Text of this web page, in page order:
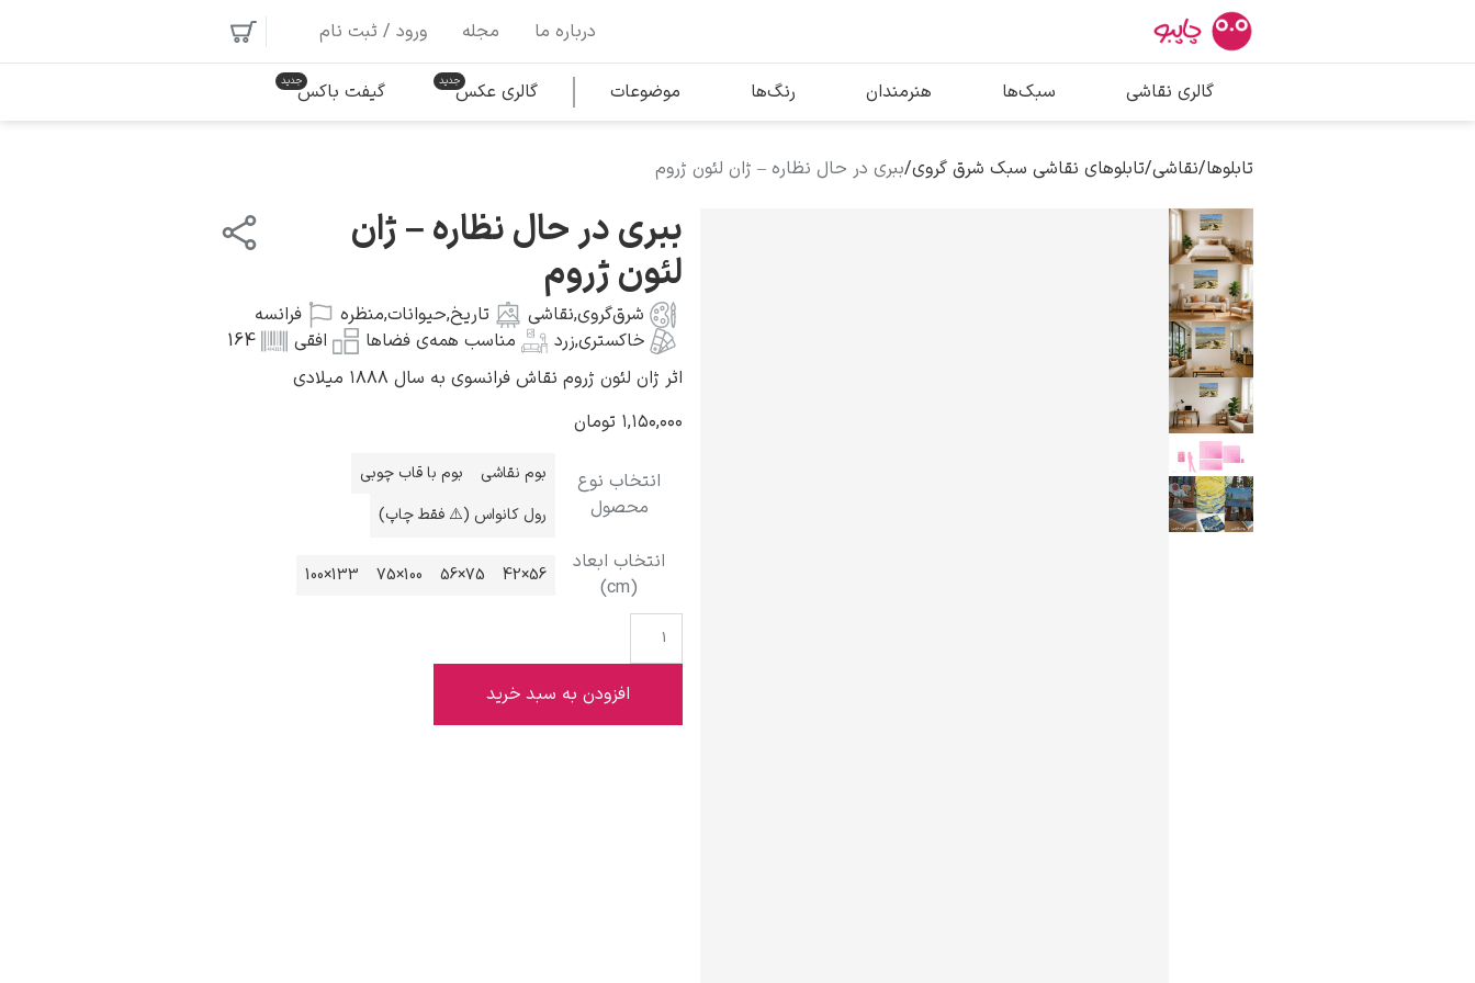
بیشترین جستجوها
پیکاسو
سالوادور دالی
محبوب‌ترین هنرمندان
درباره ما مجله ورود / ثبت نام
گالری نقاشی سبک‌ها هنرمندان رنگ‌ها موضوعات گالری عکس گیفت باکس
تابلوها/نقاشی/تابلوهای نقاشی سبک شرق گروی/ببری در حال نظاره – ژان لئون ژروم
ببری در حال نظاره – ژان
لئون ژروم
شرق‌گروی,نقاشی تاریخ,حیوانات,منظره
فرانسه
خاکستری,زرد مناسب همه‌ی فضاها افقی
164
اثر ژان لئون ژروم نقاش فرانسوی به سال ۱۸۸۸ میلادی
۱,۱۵۰,۰۰۰ تومان
انتخاب نوع
محصول
بوم نقاشی
بوم با قاب چوبی
رول کانواس (⚠️ فقط چاپ)
انتخاب ابعاد
(cm)
56×42
75×56
100×75
133×100
افزودن به سبد خرید